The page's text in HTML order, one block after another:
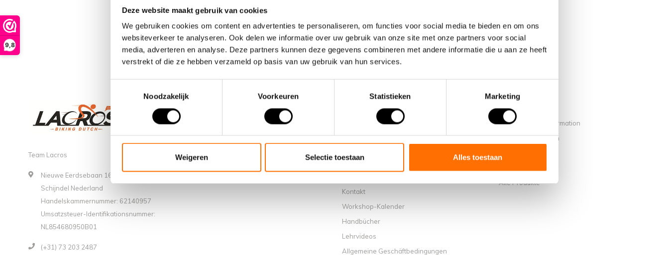
9,8
Deze website maakt gebruik van cookies
We gebruiken cookies om content en advertenties te personaliseren, om functies voor social media te bieden en om ons
websiteverkeer te analyseren. Ook delen we informatie over uw gebruik van onze site met onze partners voor social
media, adverteren en analyse. Deze partners kunnen deze gegevens combineren met andere informatie die u aan ze heeft
verstrekt of die ze hebben verzameld op basis van uw gebruik van hun services.
Noodzakelijk
Voorkeuren Statistieken Marketing
Weigeren Selectie toestaan Alles toestaan
Team Lacros
Nieuwe Eerdsebaan 16, 5482 VS
Schijndel Nederland
Handelskammernummer: 62140957
Umsatzsteuer-Identifikationsnummer:
NL854680950B01
(+31) 73 203 2487
Warum ein elektrisches Faltrad von Lacros
Ausstellungsraum Schijndel
Kontakt
Workshop-Kalender
Handbücher
Lehrvideos
Allgemeine Geschäftbedingungen
Benutzerkonto Information
Meine Bestellungen
Alle Produkte